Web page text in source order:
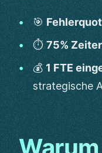
🎯
⏱️ 75%
💰 1 FTE
strategische